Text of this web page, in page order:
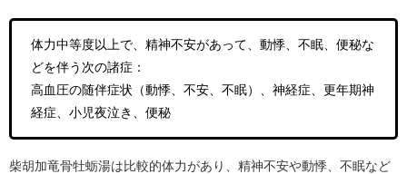
体力中等度以上で、精神不安があって、動悸、不眠、便秘な
どを伴う次の諸症：
高血圧の随伴症状（動悸、不安、不眠）、神経症、更年期神
経症、小児夜泣き、便秘
柴胡加竜骨牡蛎湯は比較的体力があり、精神不安や動悸、不眠など